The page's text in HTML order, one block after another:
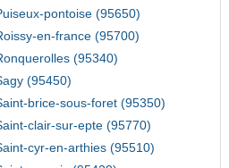
pontoise (95650)
en-france (95700)
(95340)
(95450)
brice-sous-foret (95350)
clair-sur-epte (95770)
cyr-en-arthies (95510)